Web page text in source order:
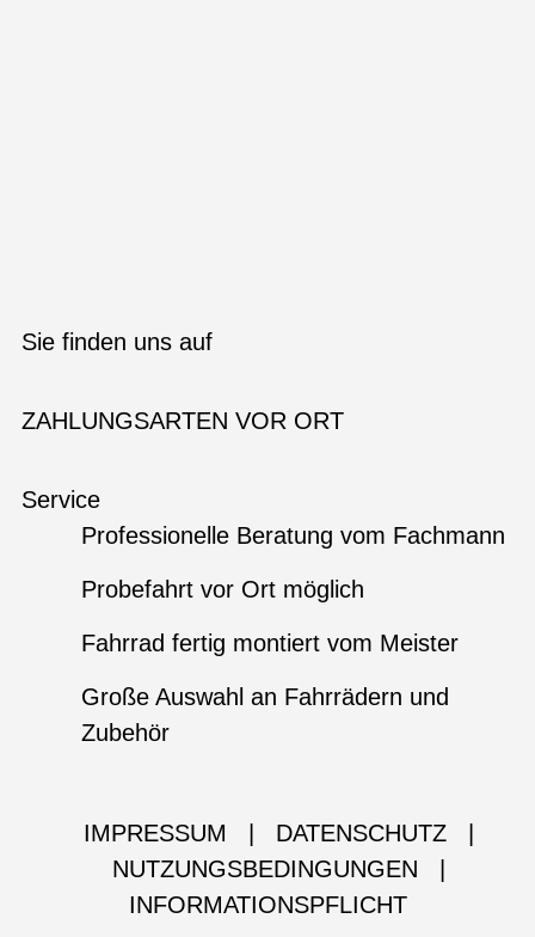
Sie finden uns auf
ZAHLUNGSARTEN VOR ORT
Service
Professionelle Beratung vom Fachmann
Probefahrt vor Ort möglich
Fahrrad fertig montiert vom Meister
Große Auswahl an Fahrrädern und
Zubehör
IMPRESSUM DATENSCHUTZ
NUTZUNGSBEDINGUNGEN
INFORMATIONSPFLICHT